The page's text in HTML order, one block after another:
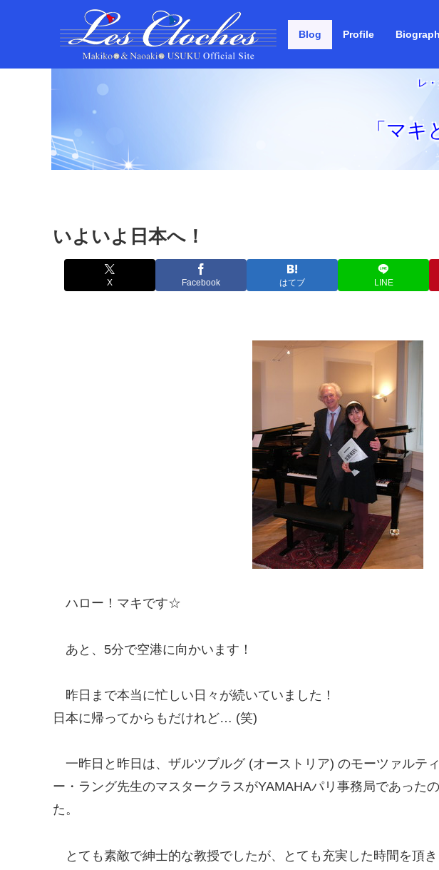
Blog Profile
レ
「マキ
いよいよ日本へ！
X Facebook はてブ LINE
ハロー！マキです☆
あと、5分で空港に向かいます！
昨日まで本当に忙しい日々が続いていました！
日本に帰ってからもだけれど… (笑)
一昨日と昨日は、ザルツブルグ (オーストリア) のモーツァルテ
ー・ラング先生のマスタークラスがYAMAHAパリ事務局であった
た。
とても素敵で紳士的な教授でしたが、とても充実した時間を頂